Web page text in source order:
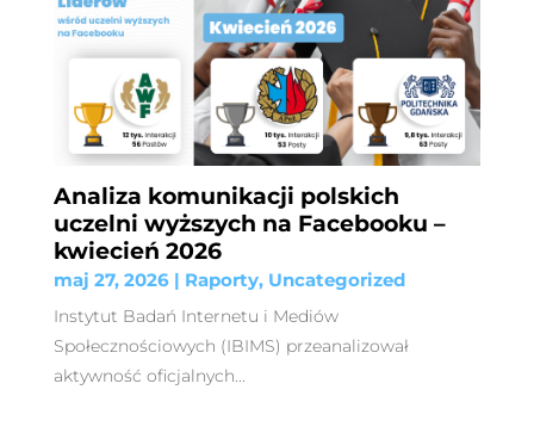
Analiza komunikacji polskich
uczelni wyższych na Facebooku –
kwiecień 2026
maj 27, 2026| Raporty, Uncategorized
Instytut Badań Internetu i Mediów
Społecznościowych (IBIMS) przeanalizował
aktywność oficjalnych...